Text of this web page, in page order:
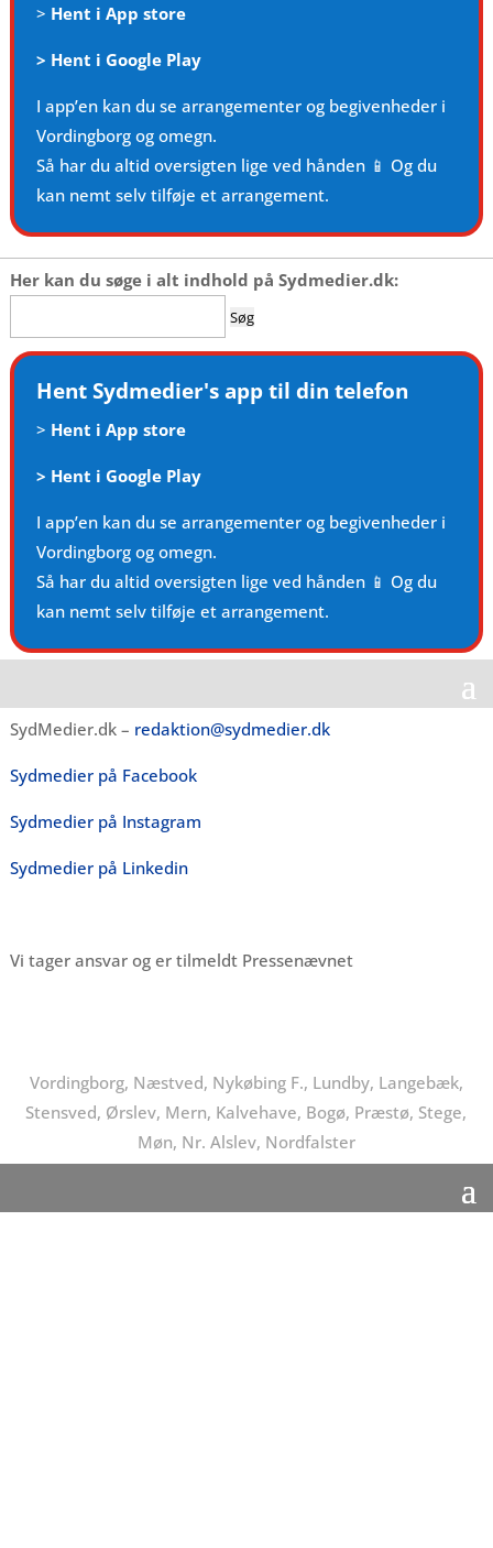
> Hent i App store
> Hent i Google Play
I app’en kan du se arrangementer og begivenheder i
Vordingborg og omegn.
Så har du altid oversigten lige ved hånden 📱 Og du
kan nemt selv tilføje et arrangement.
Her kan du søge i alt indhold på Sydmedier.dk:
efter:
Hent Sydmedier's app til din telefon
> Hent i App store
> Hent i Google Play
I app’en kan du se arrangementer og begivenheder i
Vordingborg og omegn.
Så har du altid oversigten lige ved hånden 📱 Og du
kan nemt selv tilføje et arrangement.
SydMedier.dk – redaktion@sydmedier.dk
Sydmedier på Facebook
Sydmedier på Instagram
Sydmedier på Linkedin
Vi tager ansvar og er tilmeldt Pressenævnet
Vordingborg, Næstved, Nykøbing F., Lundby, Langebæk,
Stensved, Ørslev, Mern, Kalvehave, Bogø, Præstø, Stege,
Møn, Nr. Alslev, Nordfalster